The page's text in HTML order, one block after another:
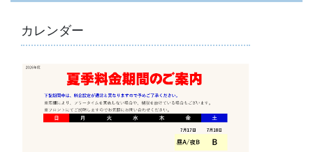
カレンダー